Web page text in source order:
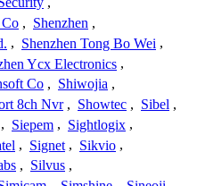
, Shenzhen ,
, Shenzhen Tong Bo Wei ,
Ycx Electronics ,
Co , Shiwojia ,
8ch Nvr , Showtec , Sibel ,
, Siepem , Sightlogix ,
, Signet , Sikvio ,
, Silvus ,